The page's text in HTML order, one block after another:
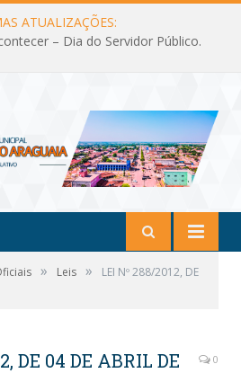
ATUALIZAÇÕES:
– Dia do Servidor Público.
» Leis »
LEI Nº 288/2012, DE
DE 04 DE ABRIL DE
0